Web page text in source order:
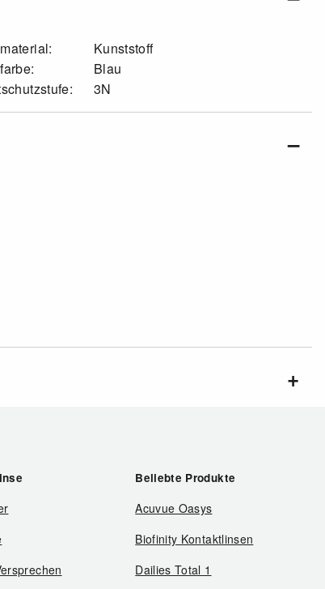
Kunststoff
Blau
3N
Beliebte Produkte
Acuvue Oasys
Biofinity Kontaktlinsen
Dailies Total 1